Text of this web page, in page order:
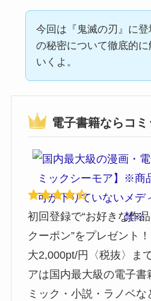
今回は『鬼滅の刃』に
の秘密について徹底的に
いくよ。
電子書籍ならコミ
初回登録で“お好きな作
クーポン”をプレゼント
大2,000pt/円〈税抜〉ま
アは国内最大級の電子書
ミック・小説・ラノベ